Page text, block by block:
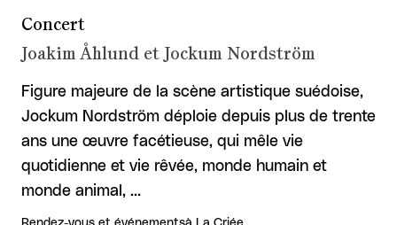
Concert
Joakim Åhlund et Jockum Nordström
Figure majeure de la scène artistique suédoise,
Jockum Nordström déploie depuis plus de trente
ans une œuvre facétieuse, qui mêle vie
quotidienne et vie rêvée, monde humain et
monde animal, …